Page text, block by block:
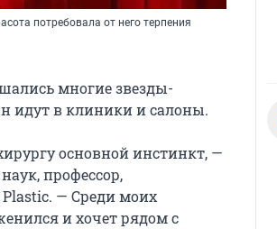
потребовала от него терпения
многие звезды-
идут в клиники и салоны.
основной инстинкт, —
профессор,
— Среди моих
и хочет рядом с